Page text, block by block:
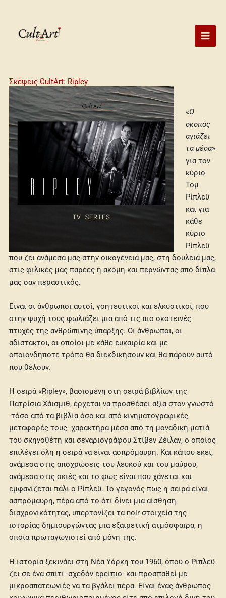
content
Σκέψεις CultArt: Ripley
«Ο
σκοπός
αγιάζει
τα μέσα»
για τον
κύριο
Τομ
Ρίπλεϋ
και για
κάθε
κύριο
Ρίπλεϋ
που ζει ανάμεσά μας στην οικογένειά μας, στη δουλειά μας,
στις φιλικές μας παρέες ή ακόμη και περνώντας από δίπλα
μας σαν περαστικός.
Είναι οι άνθρωποι αυτοί, γοητευτικοί και ελκυστικοί, που
στην ψυχή τους φωλιάζει μια από τις πιο σκοτεινές
πτυχές της ανθρώπινης ύπαρξης. Οι άνθρωποι, οι
αδίστακτοι, οι οποίοι με κάθε ευκαιρία και με
οποιονδήποτε τρόπο θα διεκδικήσουν και θα πάρουν αυτό
που θέλουν.
Η σειρά «Ripley», βασισμένη στη σειρά βιβλίων της
Πατρίσια Χάισμιθ, έρχεται να προσθέσει αξία στον γνωστό
-τόσο από τα βιβλία όσο και από κινηματογραφικές
μεταφορές τους- χαρακτήρα μέσα από τη μοναδική ματιά
του σκηνοθέτη και σεναριογράφου Στίβεν Ζέιλαν, ο οποίος
επιλέγει όλη η σειρά να είναι ασπρόμαυρη. Και κάπου εκεί,
ανάμεσα στις αποχρώσεις του λευκού και του μαύρου,
ανάμεσα στις σκιές και το φως είναι που χάνεται και
εμφανίζεται πάλι ο Ρίπλεϋ. Το γεγονός πως η σειρά είναι
ασπρόμαυρη, πέρα από το ότι δίνει μια αίσθηση
διαχρονικότητας, υπερτονίζει τα noir στοιχεία της
ιστορίας δημιουργώντας μια εξαιρετική ατμόσφαιρα, η
οποία πρωταγωνιστεί από μόνη της.
Η ιστορία ξεκινάει στη Νέα Υόρκη του 1960, όπου ο Ρίπλεϋ
ζει σε ένα σπίτι -σχεδόν ερείπιο- και προσπαθεί με
μικροαπατεωνιές να τα βγάλει πέρα. Είναι ένας άνθρωπος